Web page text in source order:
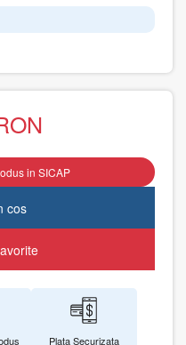
in SICAP
cos
Plata Securizata